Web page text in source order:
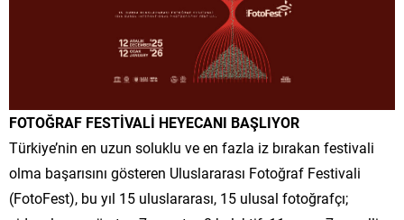
FOTOĞRAF FESTİVALİ HEYECANI BAŞLIYOR
Türkiye’nin en uzun soluklu ve en fazla iz bırakan festivali
olma başarısını gösteren Uluslararası Fotoğraf Festivali
(FotoFest), bu yıl 15 uluslararası, 15 ulusal fotoğrafçı;